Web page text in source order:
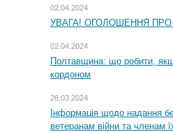
02.04.2024
УВАГА! ОГОЛОШЕННЯ
02.04.2024
Полтавщина: що робити,
кордоном
26.03.2024
Інформація щодо надання
ветеранам війни та членам